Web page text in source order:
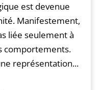
est devenue
Manifestement,
liée seulement à
comportements.
représentation...